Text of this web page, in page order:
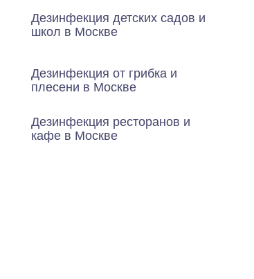
Дезинфекция детских садов и
школ в Москве
Дезинфекция от грибка и
плесени в Москве
Дезинфекция ресторанов и
кафе в Москве